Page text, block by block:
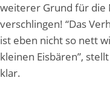
weiterer Grund für die
verschlingen! “Das
ist eben nicht so nett
kleinen Eisbären”,
klar.